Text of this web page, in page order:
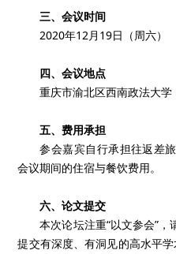
三、会议时间
2020年12月19日（周六）
四、会议地点
重庆市渝北区西南政法大学
五、费用承担
参会嘉宾自行承担往返差
会议期间的住宿与餐饮费用。
六、论文提交
本次论坛注重“以文参会”
提交有深度、有洞见的高水平